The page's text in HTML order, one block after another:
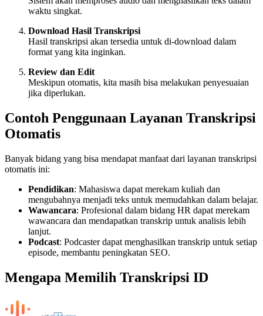
waktu singkat.
Download Hasil Transkripsi
Hasil transkripsi akan tersedia untuk di-download dalam
format yang kita inginkan.
Review dan Edit
Meskipun otomatis, kita masih bisa melakukan penyesuaian
jika diperlukan.
Contoh Penggunaan Layanan Transkripsi
Otomatis
Banyak bidang yang bisa mendapat manfaat dari layanan transkripsi
otomatis ini:
Pendidikan: Mahasiswa dapat merekam kuliah dan
mengubahnya menjadi teks untuk memudahkan dalam belajar.
Wawancara: Profesional dalam bidang HR dapat merekam
wawancara dan mendapatkan transkrip untuk analisis lebih
lanjut.
Podcast: Podcaster dapat menghasilkan transkrip untuk setiap
episode, membantu peningkatan SEO.
Mengapa Memilih Transkripsi ID